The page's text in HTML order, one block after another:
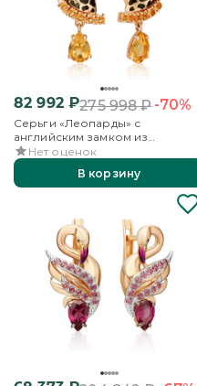
82 992₽275 998₽-70%
Серьги «Леопарды» с
английским замком из
красного золота с цитринами и
эмалью
Нет оценок
В корзину